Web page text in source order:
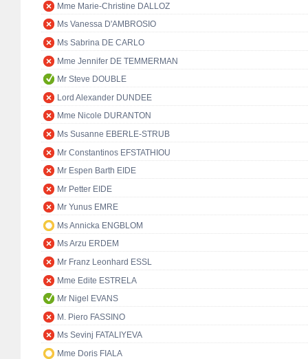
Mme Marie-Christine DALLOZ
Ms Vanessa D'AMBROSIO
Ms Sabrina DE CARLO
Mme Jennifer DE TEMMERMAN
Mr Steve DOUBLE
Lord Alexander DUNDEE
Mme Nicole DURANTON
Ms Susanne EBERLE-STRUB
Mr Constantinos EFSTATHIOU
Mr Espen Barth EIDE
Mr Petter EIDE
Mr Yunus EMRE
Ms Annicka ENGBLOM
Ms Arzu ERDEM
Mr Franz Leonhard ESSL
Mme Edite ESTRELA
Mr Nigel EVANS
M. Piero FASSINO
Ms Sevinj FATALIYEVA
Mme Doris FIALA